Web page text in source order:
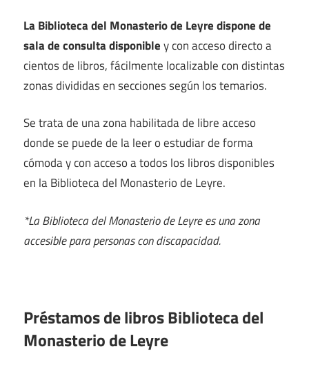
La Biblioteca del Monasterio de Leyre dispone de
sala de consulta disponibley con acceso directo a
cientos de libros, fácilmente localizable con distintas
zonas divididas en secciones según los temarios.
Se trata de una zona habilitada de libre acceso
donde se puede de la leer o estudiar de forma
cómoda y con acceso a todos los libros disponibles
en la Biblioteca del Monasterio de Leyre.
*La Biblioteca del Monasterio de Leyre es una zona
accesible para personas con discapacidad.
Préstamos de libros Biblioteca del
Monasterio de Leyre